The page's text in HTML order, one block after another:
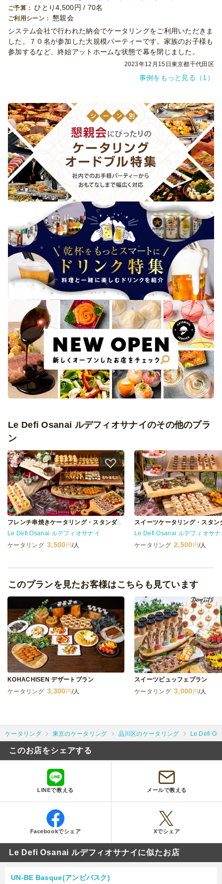
ご予算： ひとり4,500円 / 70名
ご利用シーン： 懇親会
システム会社で行われた納会でケータリングをご利用いただきま
した。７０名が参加した大規模パーティーです。家族のお子様も
参加するなど、終始アットホームな状態で幕を閉じました。
2023年12月15日 東京都千代田区
事例をもっと見る（1）
Le Defi Osanai ルデフィオサナイのその他のプラ
ン
フレンチ串焼きケータリング・スタンダード(N)
Le Defi Osanai ルデフィオサナイ
ケータリング 3,500 円/人
スイーツケータリング・スタン
Le Defi Osanai ルデフィオサナ
ケータリング 2,500 円/人
このプランを見たお客様はこちらも見ています
KOHACHISEN デザートプラン
ケータリング 3,300円/人
スイーツビュッフェプラン
ケータリング 3,000円/人
ケータリング 東京のケータリング 品川区のケータリング Le Defi
このお店をシェアする
LINEで教える メールで教える
Facebookでシェア Xでシェア
Le Defi Osanai ルデフィオサナイに似たお店
UN-BE Basque(アンビバスク)